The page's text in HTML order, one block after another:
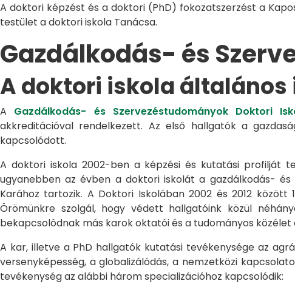
A doktori képzést és a doktori (PhD) fokozatszerzést a
testület a doktori iskola Tanácsa.
Gazdálkodás- és
A doktori iskola
A Gazdálkodás- és Szervezéstudományok Doktori
akkreditációval rendelkezett. Az első hallgatók a
kapcsolódott.
A doktori iskola 2002-ben a képzési és kutatási profilját
ugyanebben az évben a doktori iskolát a gazdálkodás-
Karához tartozik. A Doktori Iskolában 2002 és 2012
Örömünkre szolgál, hogy védett hallgatóink közül
bekapcsolódnak más karok oktatói és a tudományos közélet
A kar, illetve a PhD hallgatók kutatási tevékenysége az
versenyképesség, a globalizálódás, a nemzetközi
tevékenység az alábbi három specializációhoz kapcsolódik: